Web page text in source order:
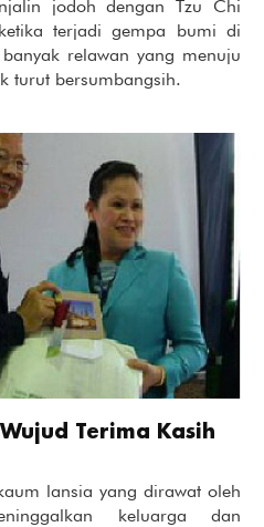
jodoh dengan Tzu Chi
terjadi gempa bumi di
relawan yang menuju
turut bersumbangsih.
Terima Kasih
lansia yang dirawat oleh
keluarga dan